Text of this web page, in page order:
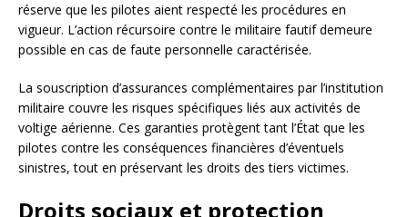
réserve que les pilotes aient respecté les procédures en
vigueur. L’action récursoire contre le militaire fautif demeure
possible en cas de faute personnelle caractérisée.
La souscription d’assurances complémentaires par l’institution
militaire couvre les risques spécifiques liés aux activités de
voltige aérienne. Ces garanties protègent tant l’État que les
pilotes contre les conséquences financières d’éventuels
sinistres, tout en préservant les droits des tiers victimes.
Droits sociaux et protection